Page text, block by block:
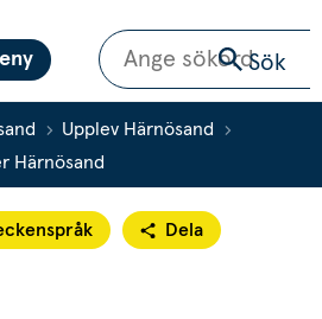
Sök
Sök
Upplev Härnösand
Härnösand
Dela